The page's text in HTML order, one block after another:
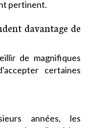
pertinent.
davantage de
de magnifiques
certaines
années, les